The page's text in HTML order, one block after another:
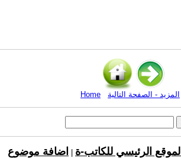
Home المزيد - الصفحة التالية
الموقع الرئيسي للكاتب-ة اضافة موضوع